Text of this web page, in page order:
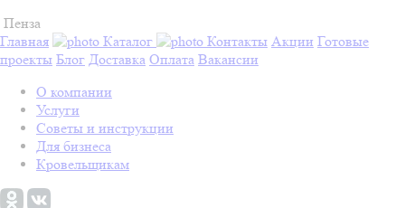
Пенза
Главная
Каталог Контакты Акции Готовые
проекты Блог Доставка Оплата Вакансии
О компании
Услуги
Советы и инструкции
Для бизнеса
Кровельщикам